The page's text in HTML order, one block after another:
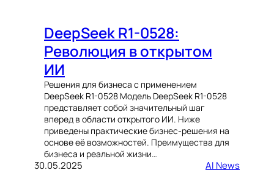
DeepSeek R1-0528:
Революция в открытом
ИИ
Решения для бизнеса с применением
DeepSeek R1-0528 Модель DeepSeek R1-0528
представляет собой значительный шаг
вперед в области открытого ИИ. Ниже
приведены практические бизнес-решения на
основе её возможностей. Преимущества для
бизнеса и реальной жизни…
30.05.2025 AI News